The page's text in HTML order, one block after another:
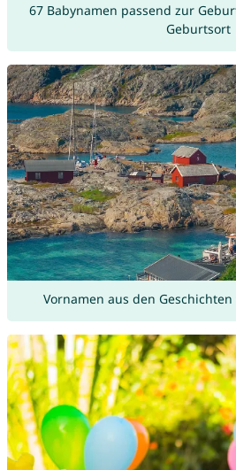
67 Babynamen passend zur
Geburtsort
Vornamen aus den